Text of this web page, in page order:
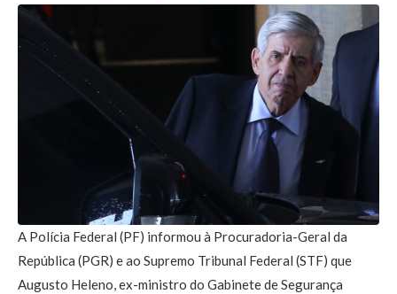
A Polícia Federal (PF) informou à Procuradoria-Geral da
República (PGR) e ao Supremo Tribunal Federal (STF) que
Augusto Heleno, ex-ministro do Gabinete de Segurança